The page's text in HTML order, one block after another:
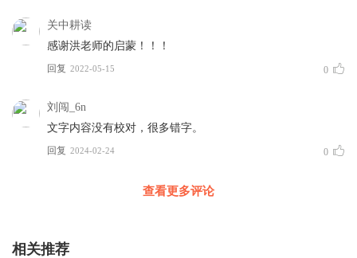
关中耕读
感谢洪老师的启蒙！！！
回复 2022-05-15 0
刘闯_6n
文字内容没有校对，很多错字。
回复 2024-02-24 0
查看更多评论
相关推荐